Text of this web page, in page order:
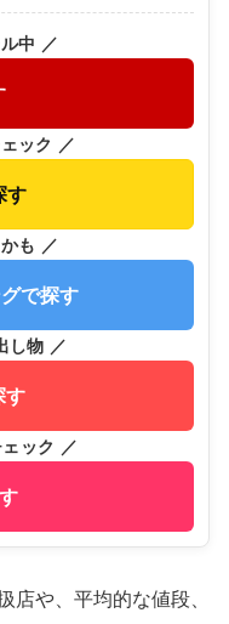
中 ／
ック ／
す
も ／
で探す
し物 ／
す
ック ／
店や、平均的な値段、